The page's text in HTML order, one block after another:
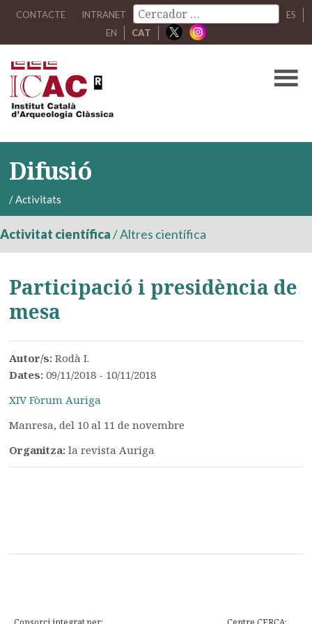
CONTACTE INTRANET
ES
EN
CAT
Difusió
/Activitats
Activitat científica/Altres científica
Participació i presidència de
mesa
Autor/s:Rodà I.
Dates:09/11/2018 - 10/11/2018
XIV Fòrum Auriga
Manresa, del 10 al 11 de novembre
Organitza:la revista Auriga